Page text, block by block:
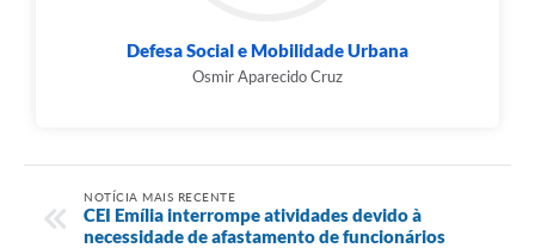
Defesa Social e Mobilidade Urbana
Osmir Aparecido Cruz
NOTÍCIA MAIS RECENTE
CEI Emília interrompe atividades devido à
necessidade de afastamento de funcionários